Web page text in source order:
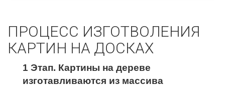
ПРОЦЕСС ИЗГОТВОЛЕНИЯ
КАРТИН НА ДОСКАХ
1 Этап. Картины на дереве
изготавливаются из массива